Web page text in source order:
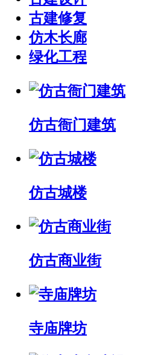
古建修复
仿木长廊
绿化工程
仿古衙门建筑
仿古城楼
仿古商业街
寺庙牌坊